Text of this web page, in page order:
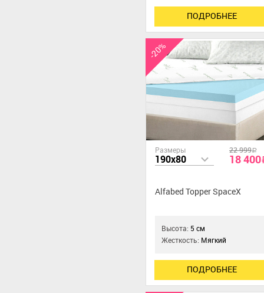
ПОДРОБНЕЕ
-20%
Размеры
190x80
22 999a
18 400
Alfabed Topper SpaceX
Высота: 5 см
Жесткость: Мягкий
ПОДРОБНЕЕ